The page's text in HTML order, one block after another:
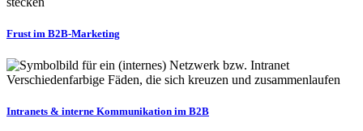
Frust im B2B-Marketing
Intranets & interne Kommunikation im B2B